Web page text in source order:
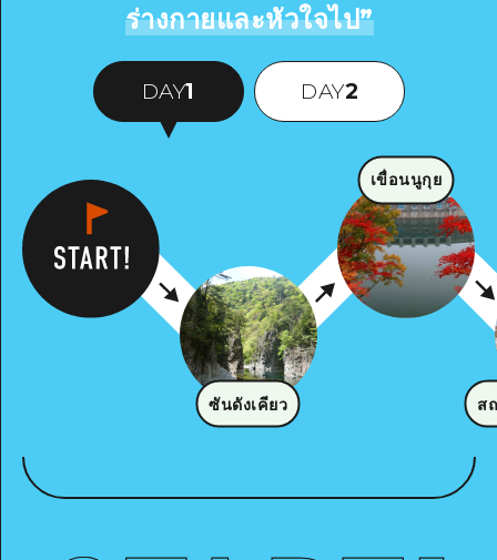
ร่างกายและหัวใจไป”
DAY1 DAY2
ซันดังเคียว
เขื่อนนูกุย
ส